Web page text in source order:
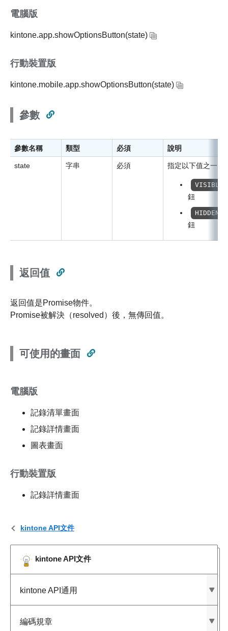
kintone API文件
kintone API文件
kintone API通用
編碼規章
電腦版
kintone.app.showOptionsButton(state)
行動裝置版
kintone.mobile.app.showOptionsButton(state)
參數
參數名稱 類型 必須 說明
state 字串 必須 指定以下值之一：
VISIBLE
鈕
HIDDEN
鈕
返回值
返回值是Promise物件。
Promise被解決（resolved）後，無傳回值。
可使用的畫面
電腦版
記錄清單畫面
記錄詳情畫面
圖表畫面
行動裝置版
記錄詳情畫面